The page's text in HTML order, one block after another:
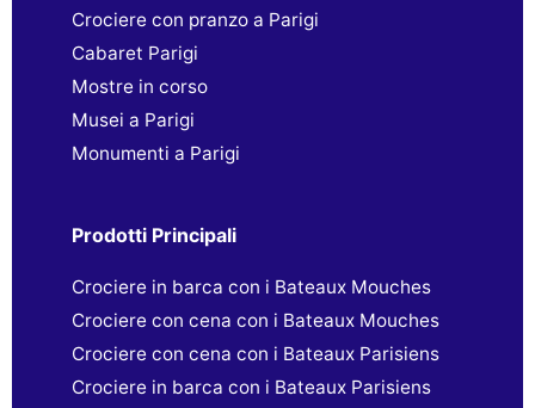
Crociere con pranzo a Parigi
Cabaret Parigi
Mostre in corso
Musei a Parigi
Monumenti a Parigi
Prodotti Principali
Crociere in barca con i Bateaux Mouches
Crociere con cena con i Bateaux Mouches
Crociere con cena con i Bateaux Parisiens
Crociere in barca con i Bateaux Parisiens